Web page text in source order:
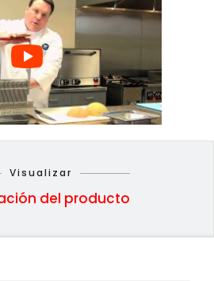
Visualizar
del producto